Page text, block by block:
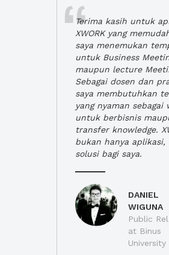
Terima kasih untuk
XWORK yang
saya menemukan
untuk Business
maupun lecture
Sebagai dosen dan
saya membutuhkan
yang nyaman sebagai
untuk berbisnis
transfer knowledge.
bukan hanya aplikasi,
solusi bagi saya.
DANIEL
WIGUNA
Public
at Binus
University